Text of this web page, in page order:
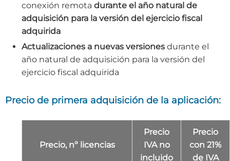
conexión remota durante el año natural de
adquisición para la versión del ejercicio fiscal
adquirida
Actualizaciones a nuevas versiones durante el
año natural de adquisición para la versión del
ejercicio fiscal adquirida
Precio de primera adquisición de la aplicación:
Precio, nº licencias
Precio
IVA no
incluido
Precio
con 21%
de IVA